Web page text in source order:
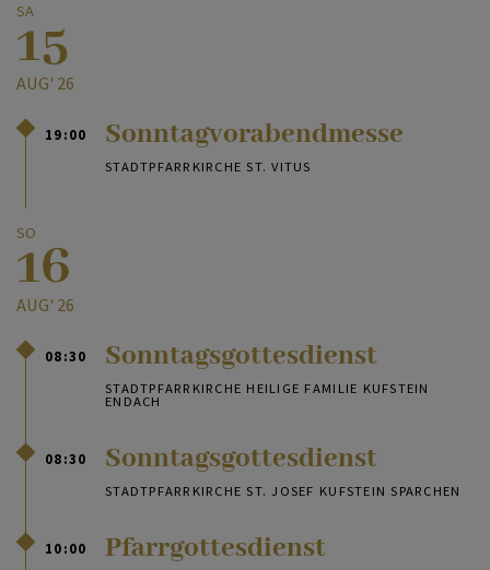
SA
15
AUG' 26
19:00 Sonntagvorabendmesse
STADTPFARRKIRCHE ST. VITUS
SO
16
AUG' 26
08:30 Sonntagsgottesdienst
STADTPFARRKIRCHE HEILIGE FAMILIE KUFSTEIN
ENDACH
08:30 Sonntagsgottesdienst
STADTPFARRKIRCHE ST. JOSEF KUFSTEIN SPARCHEN
10:00 Pfarrgottesdienst